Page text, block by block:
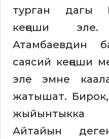
турган дагы
кеңеши
Атамбаевдин
саясий кеңеши
эле эмне
жатышат.
жыйынтыкка
Айтайын